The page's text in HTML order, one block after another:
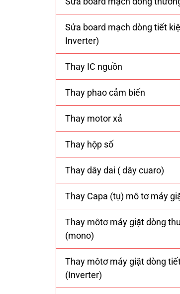
Sửa board mạch dòng tiết
Inverter)
Thay IC nguồn
Thay phao cảm biến
Thay motor xả
Thay hộp số
Thay dây dai ( dây cuaro)
Thay Capa (tụ) mô tơ máy
Thay môtơ máy giặt dòng
(mono)
Thay môtơ máy giặt dòng
(Inverter)